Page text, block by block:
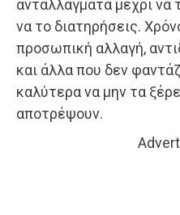
ανταλλάγματα μέχρι να
να το διατηρήσεις.
προσωπική αλλαγή,
και άλλα που δεν
καλύτερα να μην τα
αποτρέψουν.